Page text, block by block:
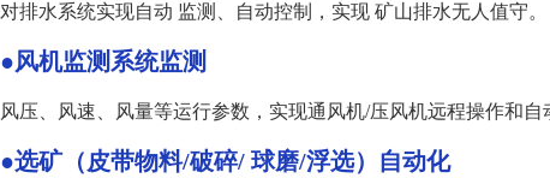
对排⽔系统实现⾃动 监测、⾃动控制，实现 矿⼭排⽔⽆⼈值守。
●风机监测系统监测
⻛压、⻛速、⻛量等运⾏参数，实现通⻛机/压⻛机远程操作和⾃
●选矿（皮带物料/破碎/ 球磨/浮选）自动化